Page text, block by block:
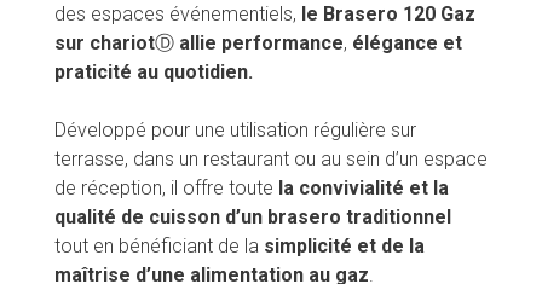
des espaces événementiels, le Brasero 120 Gaz
sur chariotⒹ allie performance, élégance et
praticité au quotidien.
Développé pour une utilisation régulière sur
terrasse, dans un restaurant ou au sein d’un espace
de réception, il offre toute la convivialité et la
qualité de cuisson d’un brasero traditionnel
tout en bénéficiant de la simplicité et de la
maîtrise d’une alimentation au gaz.